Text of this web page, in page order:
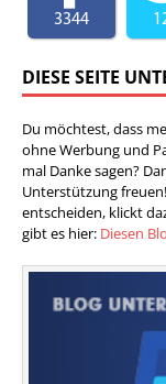
3344
DIESE SEITE
Du möchtest, dass
ohne Werbung und
mal Danke sagen?
Unterstützung
entscheiden, klickt
gibt es hier: Diesen